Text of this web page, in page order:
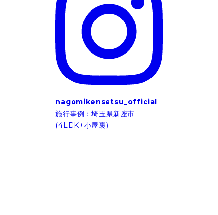
nagomikensetsu_official
施行事例：埼玉県新座市
(4LDK+小屋裏)